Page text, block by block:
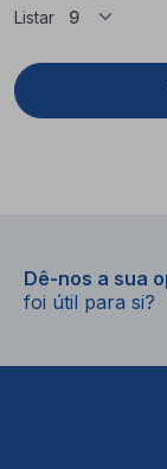
Listar
Dê-nos a sua
foi útil para si?